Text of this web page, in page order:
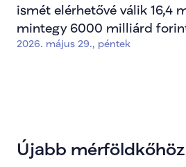
ismét elérhetővé válik 16,4
mintegy 6000 milliárd
amelyet a korábbi kormány
2026. május 29., péntek
Újabb